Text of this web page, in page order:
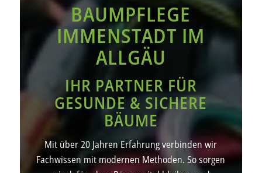
BAUMPFLEGE
IMMENSTADT IM
ALLGÄU
IHR PARTNER FÜR
GESUNDE & SICHERE
BÄUME
Mit über 20 Jahren Erfahrung verbinden wir
Fachwissen mit modernen Methoden. So sorgen